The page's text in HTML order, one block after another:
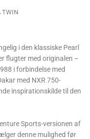
TWIN
i den klassiske Pearl
flugter med originalen –
i forbindelse med
med NXR 750-
inspirationskilde til den
Sports-versionen af
denne mulighed før